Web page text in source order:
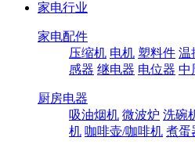
家电行业
家电配件
压缩机 电机 塑料件 温
感器 继电器 电位器 中
厨房电器
吸油烟机 微波炉 洗碗
机 咖啡壶/咖啡机 煮蛋